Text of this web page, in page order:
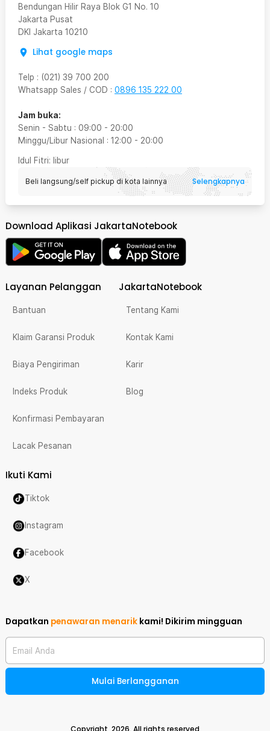
Bendungan Hilir Raya Blok G1 No. 10
Jakarta Pusat
DKI Jakarta 10210
Lihat google maps
Telp : (021) 39 700 200
Whatsapp Sales / COD : 0896 135 222 00
Jam buka:
Senin - Sabtu : 09:00 - 20:00
Minggu/Libur Nasional : 12:00 - 20:00
Idul Fitri: libur
Beli langsung/self pickup di kota lainnya Selengkapnya
Download Aplikasi JakartaNotebook
Layanan Pelanggan
Bantuan
Klaim Garansi Produk
Biaya Pengiriman
Indeks Produk
Konfirmasi Pembayaran
Lacak Pesanan
JakartaNotebook
Tentang Kami
Kontak Kami
Karir
Blog
Ikuti Kami
Tiktok
Instagram
Facebook
X
Dapatkan penawaran menarik kami! Dikirim mingguan
Email Anda
Mulai Berlangganan
Copyright, 2026. All rights reserved